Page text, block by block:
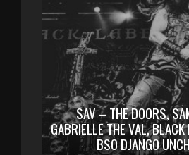
SAV – THE DOORS,
GABRIELLE THE VAL,
BSO DJANGO